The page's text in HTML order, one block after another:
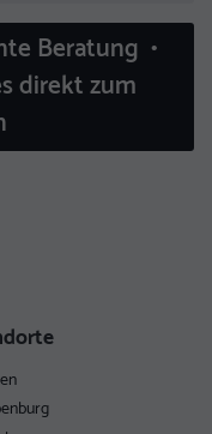
Beratung •
direkt zum